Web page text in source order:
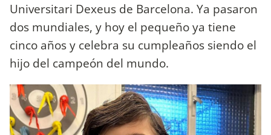
Universitari Dexeus de Barcelona. Ya pasaron
dos mundiales, y hoy el pequeño ya tiene
cinco años y celebra su cumpleaños siendo el
hijo del campeón del mundo.